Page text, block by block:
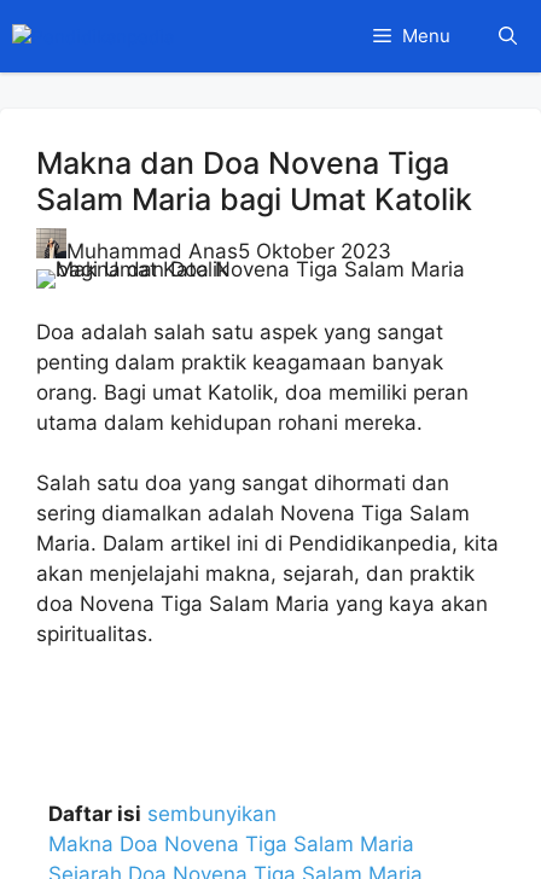
ke
isi
Menu
Makna dan Doa Novena Tiga
Salam Maria bagi Umat Katolik
Muhammad Anas5 Oktober 2023
Doa adalah salah satu aspek yang sangat
penting dalam praktik keagamaan banyak
orang. Bagi umat Katolik, doa memiliki peran
utama dalam kehidupan rohani mereka.
Salah satu doa yang sangat dihormati dan
sering diamalkan adalah Novena Tiga Salam
Maria. Dalam artikel ini di Pendidikanpedia, kita
akan menjelajahi makna, sejarah, dan praktik
doa Novena Tiga Salam Maria yang kaya akan
spiritualitas.
Daftar isi sembunyikan
Makna Doa Novena Tiga Salam Maria
Sejarah Doa Novena Tiga Salam Maria